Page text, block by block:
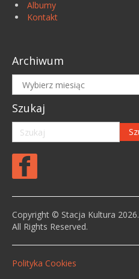
Albumy
Kontakt
Archiwum
Archiwum
Szukaj
Copyright © Stacja Kultura 2026.
All Rights Reserved.
Polityka Cookies